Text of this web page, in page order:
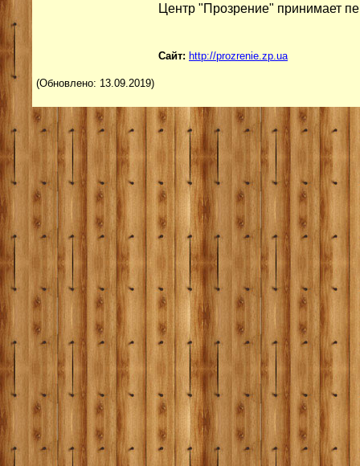
Центр "Прозрение" принимает
Сайт: http://prozrenie.zp.ua
(Обновлено: 13.09.2019)